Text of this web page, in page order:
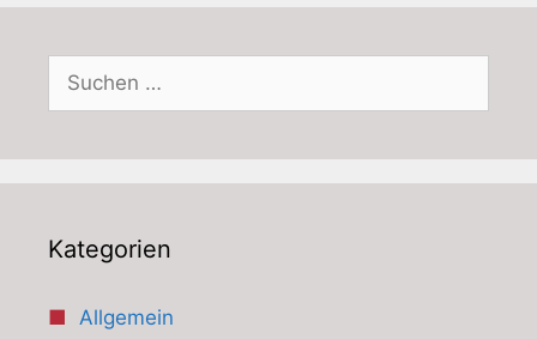
nach:
Kategorien
Allgemein